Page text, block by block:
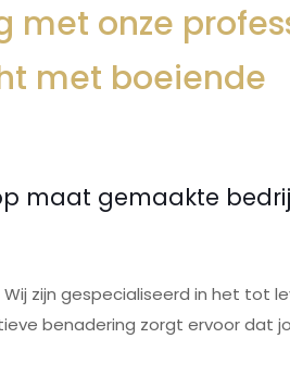
met onze
met boeiende
maat gemaakte
zijn gespecialiseerd in het tot
benadering zorgt ervoor dat